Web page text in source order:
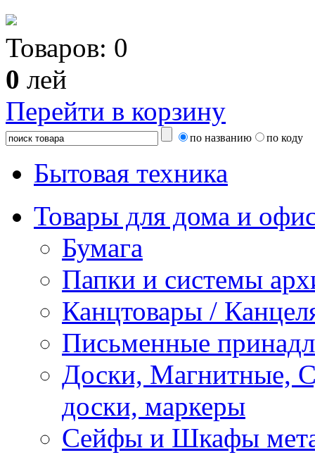
Товаров: 0
0 лей
Перейти в корзину
по названию по коду
Бытовая техника
Товары для дома и
Бумага
Папки и системы
Канцтовары /
Письменные
Доски, Магнитные,
доски, маркеры
Сейфы и Шкафы